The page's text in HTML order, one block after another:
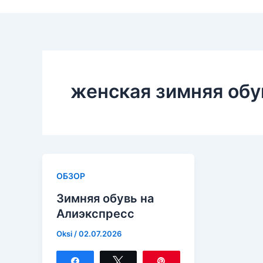
женская зимняя
ОБЗОР
Зимняя обувь на
Алиэкспресс
Oksi /02.07.2026
Поделиться Твитнуть